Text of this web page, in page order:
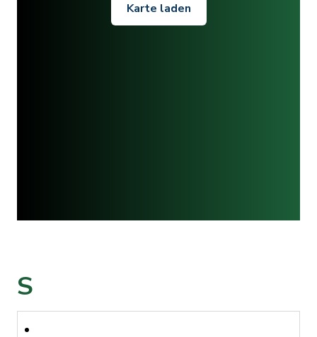
Karte laden
S